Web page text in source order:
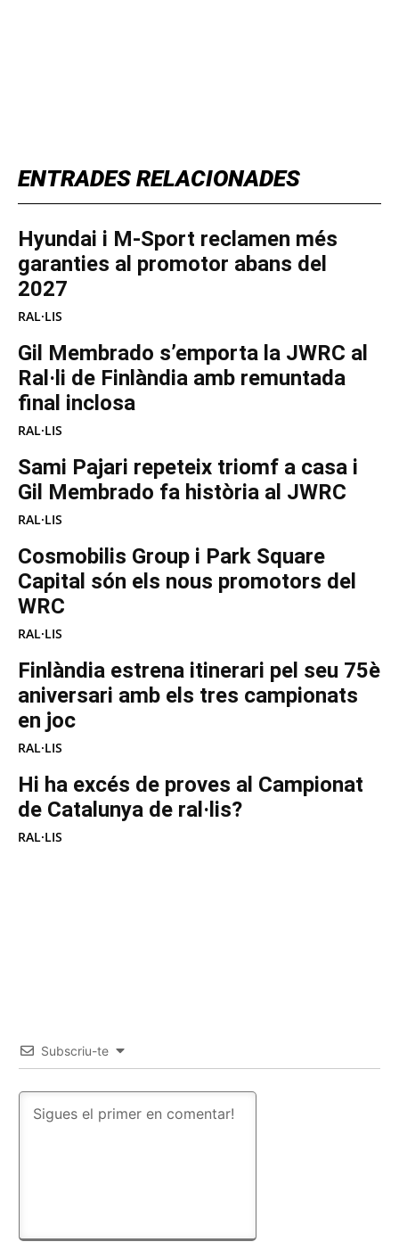
ENTRADES RELACIONADES
Hyundai i M-Sport reclamen més
garanties al promotor abans del
2027
RAL·LIS
Gil Membrado s’emporta la JWRC al
Ral·li de Finlàndia amb remuntada
final inclosa
RAL·LIS
Sami Pajari repeteix triomf a casa i
Gil Membrado fa història al JWRC
RAL·LIS
Cosmobilis Group i Park Square
Capital són els nous promotors del
WRC
RAL·LIS
Finlàndia estrena itinerari pel seu 75è
aniversari amb els tres campionats
en joc
RAL·LIS
Hi ha excés de proves al Campionat
de Catalunya de ral·lis?
RAL·LIS
Subscriu-te